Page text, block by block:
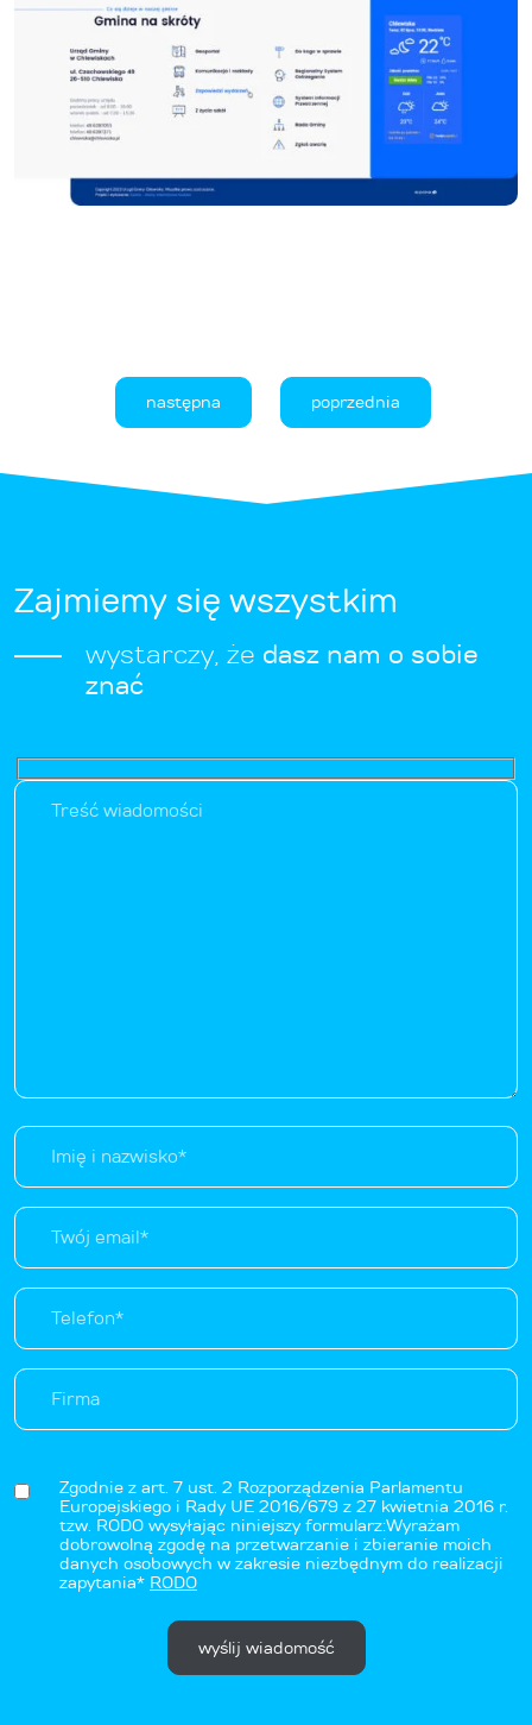
następna poprzednia
Zajmiemy się wszystkim
wystarczy, że dasz nam o sobie
znać
Zgodnie z art. 7 ust. 2 Rozporządzenia Parlamentu
Europejskiego i Rady UE 2016/679 z 27 kwietnia 2016 r.
tzw. RODO wysyłając niniejszy formularz:Wyrażam
dobrowolną zgodę na przetwarzanie i zbieranie moich
danych osobowych w zakresie niezbędnym do realizacji
zapytania* RODO